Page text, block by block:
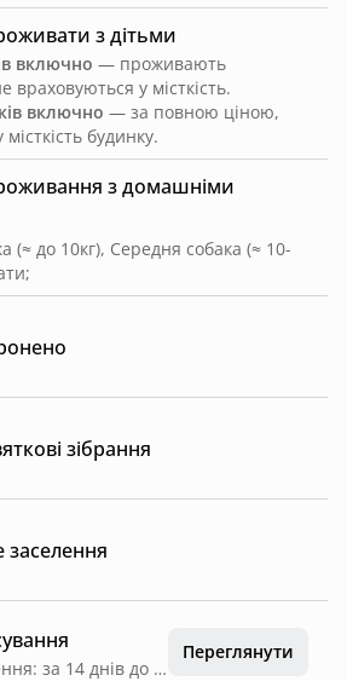
з домашніми
(≈ до 10кг), Середня собака (≈ 10-
;
з дітьми
включно — проживають
враховуються у місткість.
включно — за повною ціною,
будинку.
зібрання
заселення
Повне повернення: за 14 днів до дати заїзду
Переглянути